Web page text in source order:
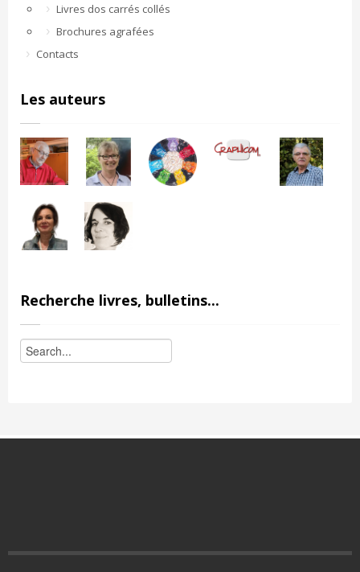
Livres dos carrés collés
Brochures agrafées
Contacts
Les auteurs
Recherche livres, bulletins...